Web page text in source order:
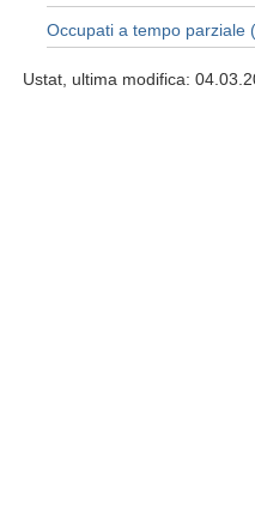
Occupati a tempo parziale
Ustat, ultima modifica: